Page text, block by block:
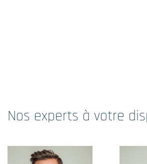
Nos experts à votre